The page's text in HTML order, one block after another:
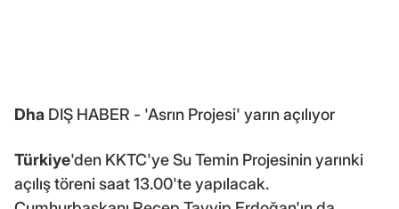
Dha DIŞ HABER - 'Asrın Projesi' yarın açılıyor
Türkiye'den KKTC'ye Su Temin Projesinin yarınki
açılış töreni saat 13.00'te yapılacak.